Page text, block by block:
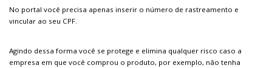
No portal você precisa apenas inserir o número de rastreamento e
vincular ao seu CPF.
Agindo dessa forma você se protege e elimina qualquer risco caso a
empresa em que você comprou o produto, por exemplo, não tenha